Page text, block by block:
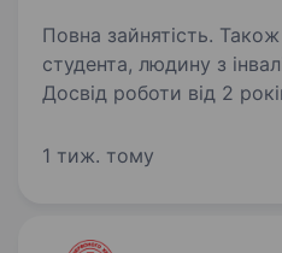
Повна зайнятість. Також
студента, людину з
Досвід роботи від 2 років.
(EASE2) Локація: м.
and Support to
1 тиж. тому